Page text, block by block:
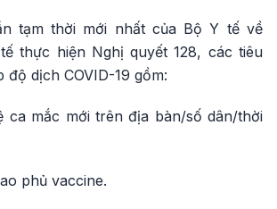
tạm thời mới nhất của Bộ Y tế về
thực hiện Nghị quyết 128, các tiêu
độ dịch COVID-19 gồm:
ca mắc mới trên địa bàn/số dân/thời
phủ vaccine.